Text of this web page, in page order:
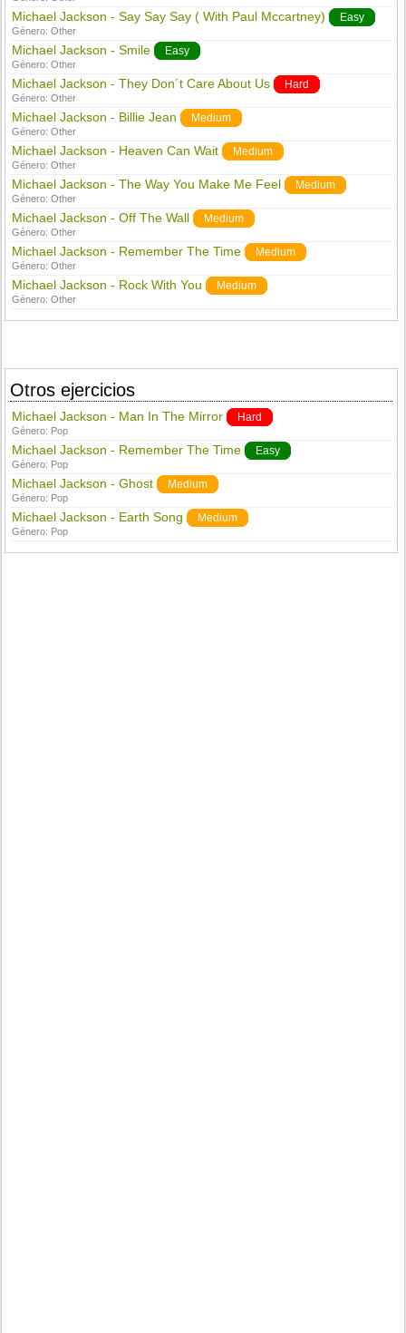
Michael Jackson - Say Say Say ( With Paul Mccartney) Easy
Género:Other
Michael Jackson - Smile Easy
Género:Other
Michael Jackson - They Don´t Care About Us Hard
Género:Other
Michael Jackson - Billie Jean Medium
Género:Other
Michael Jackson - Heaven Can Wait Medium
Género:Other
Michael Jackson - The Way You Make Me Feel Medium
Género:Other
Michael Jackson - Off The Wall Medium
Género:Other
Michael Jackson - Remember The Time Medium
Género:Other
Michael Jackson - Rock With You Medium
Género:Other
Otros ejercicios
Michael Jackson - Man In The Mirror Hard
Género: Pop
Michael Jackson - Remember The Time Easy
Género: Pop
Michael Jackson - Ghost Medium
Género: Pop
Michael Jackson - Earth Song Medium
Género: Pop